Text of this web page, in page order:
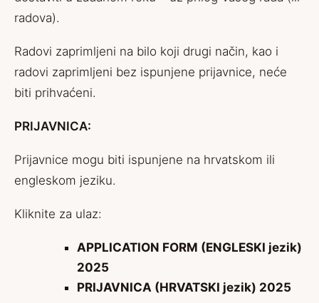
radova).
Radovi zaprimljeni na bilo koji drugi način, kao i
radovi zaprimljeni bez ispunjene prijavnice, neće
biti prihvaćeni.
PRIJAVNICA:
Prijavnice mogu biti ispunjene na hrvatskom ili
engleskom jeziku.
Kliknite za ulaz:
APPLICATION FORM (ENGLESKI jezik)
2025
PRIJAVNICA (HRVATSKI jezik) 2025